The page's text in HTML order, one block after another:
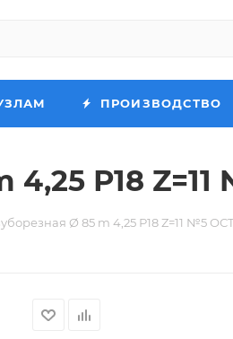
ПРОИЗВОДСТВО
Р18
Ø 85 m 4,25 Р18 Z=11 №5